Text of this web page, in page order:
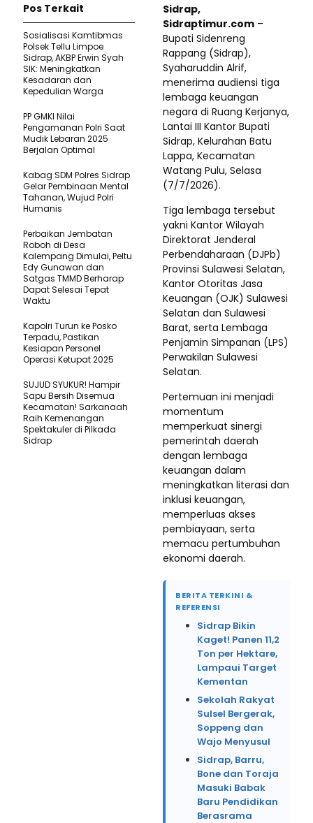
Sidrap,
Sidraptimur.com –
Bupati Sidenreng
Rappang (Sidrap),
Syaharuddin Alrif,
menerima audiensi tiga
lembaga keuangan
negara di Ruang Kerjanya,
Lantai III Kantor Bupati
Sidrap, Kelurahan Batu
Lappa, Kecamatan
Watang Pulu, Selasa
(7/7/2026).
Tiga lembaga tersebut
yakni Kantor Wilayah
Direktorat Jenderal
Perbendaharaan (DJPb)
Provinsi Sulawesi Selatan,
Kantor Otoritas Jasa
Keuangan (OJK) Sulawesi
Selatan dan Sulawesi
Barat, serta Lembaga
Penjamin Simpanan (LPS)
Perwakilan Sulawesi
Selatan.
Pertemuan ini menjadi
momentum
memperkuat sinergi
pemerintah daerah
dengan lembaga
keuangan dalam
meningkatkan literasi dan
inklusi keuangan,
memperluas akses
pembiayaan, serta
memacu pertumbuhan
ekonomi daerah.
BERITA TERKINI &
REFERENSI
Sidrap Bikin
Kaget! Panen 11,2
Ton per Hektare,
Lampaui Target
Kementan
Sekolah Rakyat
Sulsel Bergerak,
Soppeng dan
Wajo Menyusul
Sidrap, Barru,
Bone dan Toraja
Masuki Babak
Baru Pendidikan
Berasrama
Pos Terkait
Sosialisasi Kamtibmas
Polsek Tellu Limpoe
Sidrap, AKBP Erwin Syah
SIK: Meningkatkan
Kesadaran dan
Kepedulian Warga
PP GMKI Nilai
Pengamanan Polri Saat
Mudik Lebaran 2025
Berjalan Optimal
Kabag SDM Polres Sidrap
Gelar Pembinaan Mental
Tahanan, Wujud Polri
Humanis
Perbaikan Jembatan
Roboh di Desa
Kalempang Dimulai, Peltu
Edy Gunawan dan
Satgas TMMD Berharap
Dapat Selesai Tepat
Waktu
Kapolri Turun ke Posko
Terpadu, Pastikan
Kesiapan Personel
Operasi Ketupat 2025
SUJUD SYUKUR! Hampir
Sapu Bersih Disemua
Kecamatan! Sarkanaah
Raih Kemenangan
Spektakuler di Pilkada
Sidrap